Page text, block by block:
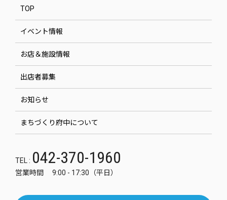
TOP
イベント情報
お店＆施設情報
出店者募集
お知らせ
まちづくり府中について
TEL : 042-370-1960
営業時間 9:00 - 17:30（平日）